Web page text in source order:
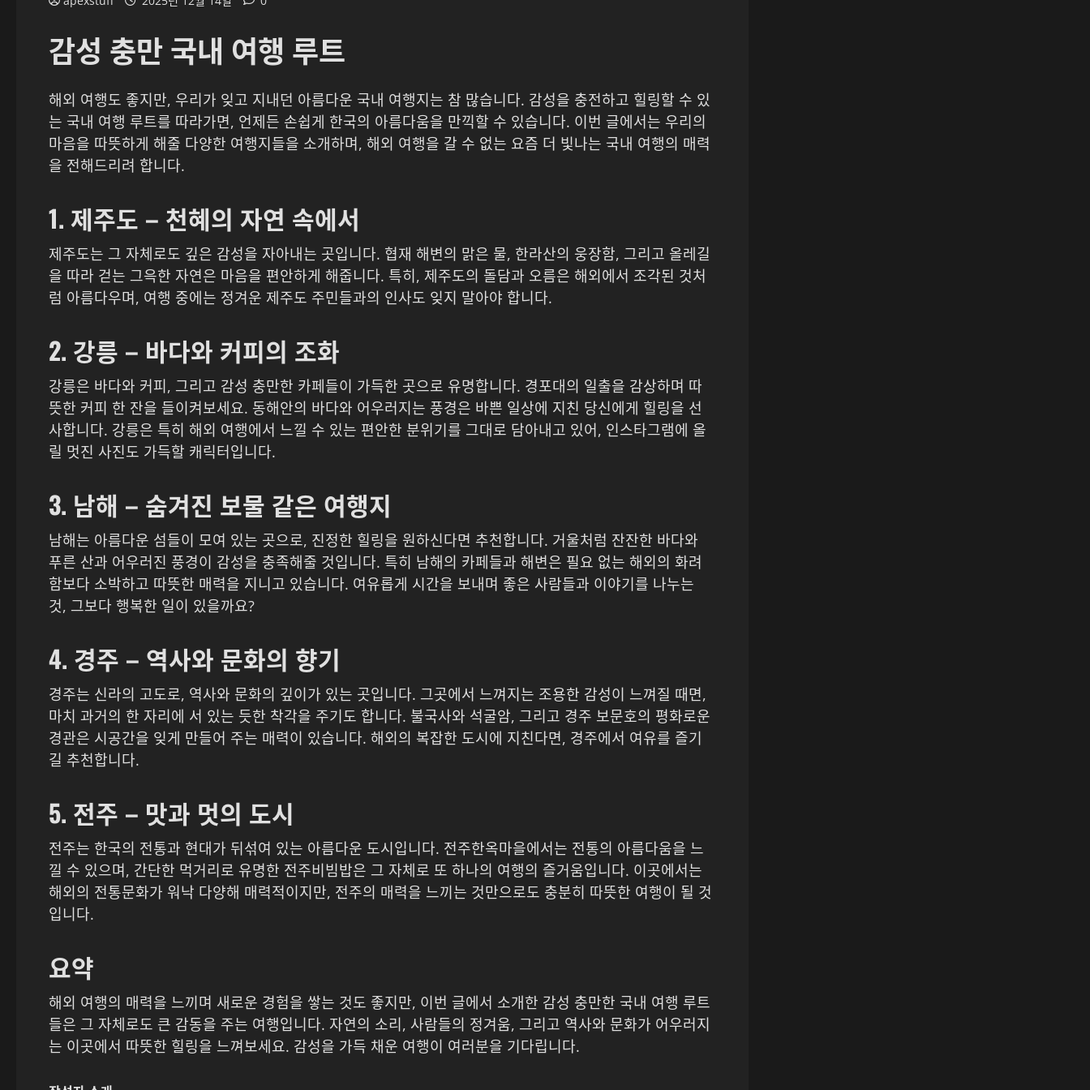
감성 충만 국내 여행 루트
해외 여행도 좋지만, 우리가 잊고 지내던 아름다운 국내 여행지는 참 많습니다. 감성을 충전하고 힐링할 수 있
는 국내 여행 루트를 따라가면, 언제든 손쉽게 한국의 아름다움을 만끽할 수 있습니다. 이번 글에서는 우리의
마음을 따뜻하게 해줄 다양한 여행지들을 소개하며, 해외 여행을 갈 수 없는 요즘 더 빛나는 국내 여행의 매력
을 전해드리려 합니다.
1. 제주도 – 천혜의 자연 속에서
제주도는 그 자체로도 깊은 감성을 자아내는 곳입니다. 협재 해변의 맑은 물, 한라산의 웅장함, 그리고 올레길
을 따라 걷는 그윽한 자연은 마음을 편안하게 해줍니다. 특히, 제주도의 돌담과 오름은 해외에서 조각된 것처
럼 아름다우며, 여행 중에는 정겨운 제주도 주민들과의 인사도 잊지 말아야 합니다.
2. 강릉 – 바다와 커피의 조화
강릉은 바다와 커피, 그리고 감성 충만한 카페들이 가득한 곳으로 유명합니다. 경포대의 일출을 감상하며 따
뜻한 커피 한 잔을 들이켜보세요. 동해안의 바다와 어우러지는 풍경은 바쁜 일상에 지친 당신에게 힐링을 선
사합니다. 강릉은 특히 해외 여행에서 느낄 수 있는 편안한 분위기를 그대로 담아내고 있어, 인스타그램에 올
릴 멋진 사진도 가득할 캐릭터입니다.
3. 남해 – 숨겨진 보물 같은 여행지
남해는 아름다운 섬들이 모여 있는 곳으로, 진정한 힐링을 원하신다면 추천합니다. 거울처럼 잔잔한 바다와
푸른 산과 어우러진 풍경이 감성을 충족해줄 것입니다. 특히 남해의 카페들과 해변은 필요 없는 해외의 화려
함보다 소박하고 따뜻한 매력을 지니고 있습니다. 여유롭게 시간을 보내며 좋은 사람들과 이야기를 나누는
것, 그보다 행복한 일이 있을까요?
4. 경주 – 역사와 문화의 향기
경주는 신라의 고도로, 역사와 문화의 깊이가 있는 곳입니다. 그곳에서 느껴지는 조용한 감성이 느껴질 때면,
마치 과거의 한 자리에 서 있는 듯한 착각을 주기도 합니다. 불국사와 석굴암, 그리고 경주 보문호의 평화로운
경관은 시공간을 잊게 만들어 주는 매력이 있습니다. 해외의 복잡한 도시에 지친다면, 경주에서 여유를 즐기
길 추천합니다.
5. 전주 – 맛과 멋의 도시
전주는 한국의 전통과 현대가 뒤섞여 있는 아름다운 도시입니다. 전주한옥마을에서는 전통의 아름다움을 느
낄 수 있으며, 간단한 먹거리로 유명한 전주비빔밥은 그 자체로 또 하나의 여행의 즐거움입니다. 이곳에서는
해외의 전통문화가 워낙 다양해 매력적이지만, 전주의 매력을 느끼는 것만으로도 충분히 따뜻한 여행이 될 것
입니다.
요약
해외 여행의 매력을 느끼며 새로운 경험을 쌓는 것도 좋지만, 이번 글에서 소개한 감성 충만한 국내 여행 루트
들은 그 자체로도 큰 감동을 주는 여행입니다. 자연의 소리, 사람들의 정겨움, 그리고 역사와 문화가 어우러지
는 이곳에서 따뜻한 힐링을 느껴보세요. 감성을 가득 채운 여행이 여러분을 기다립니다.